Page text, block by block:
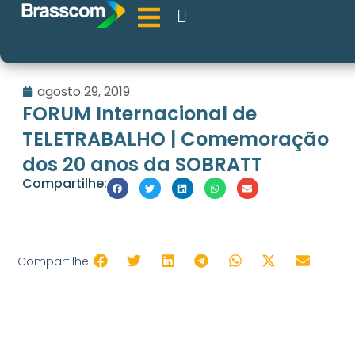
agosto 29, 2019
FORUM Internacional de
TELETRABALHO | Comemoração
dos 20 anos da SOBRATT
Compartilhe:
Compartilhe: